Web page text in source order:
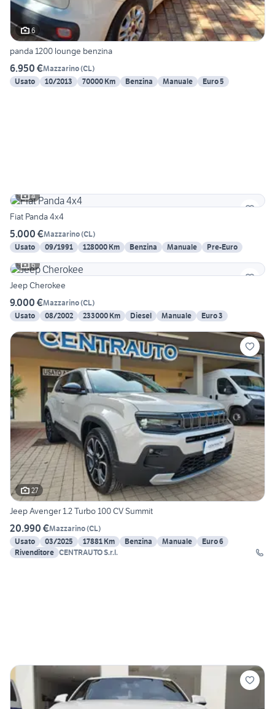
6
panda 1200 lounge benzina
6.950 €Mazzarino(CL)
Usato
10/2013 70000 Km Benzina Manuale Euro 5
4
Fiat Panda 4x4
5.000 €Mazzarino(CL)
Usato
09/1991 128000 Km Benzina Manuale
Pre-Euro
6
Jeep Cherokee
9.000 €Mazzarino(CL)
Usato
08/2002 233000 Km Diesel Manuale Euro 3
27
Jeep Avenger 1.2 Turbo 100 CV Summit
20.990 €Mazzarino(CL)
Usato
03/2025 17881 Km Benzina Manuale
Euro 6
Rivenditore CENTRAUTO S.r.l.